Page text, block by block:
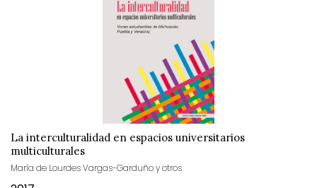
La interculturalidad en espacios universitarios
multiculturales
María de Lourdes Vargas-Garduño y otros